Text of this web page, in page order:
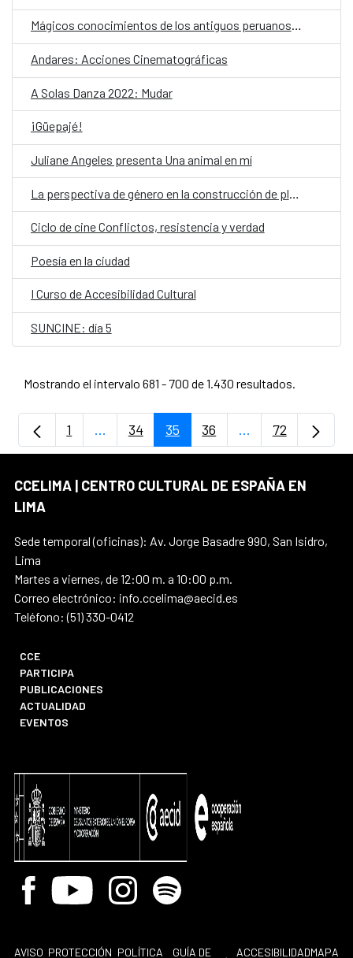
Mágicos conocimientos de los antiguos peruanos: “Sumaq Ayara y el Espíritu de la Quinua”
Andares: Acciones Cinematográficas
A Solas Danza 2022: Mudar
¡Güepajé!
Juliane Angeles presenta Una animal en mí
Ciclo de cine Conflictos, resistencia y verdad
Poesía en la ciudad
I Curso de Accesibilidad Cultural
SUNCINE: día 5
Mostrando el intervalo 681 - 700 de 1.430 resultados.
Página
1 ...Páginas intermedias Use TAB para
Página
34 Página
35 Página
36 ...PáginasPágina
72
CCELIMA | CENTRO CULTURAL DE ESPAÑA EN
LIMA
Sede temporal (oficinas): Av. Jorge Basadre 990, San Isidro,
Lima
Martes a viernes, de 12:00 m. a 10:00 p.m.
Correo electrónico: info.ccelima@aecid.es
Teléfono: (51) 330-0412
CCE
PARTICIPA
PUBLICACIONES
ACTUALIDAD
EVENTOS
Facebook
Youtube InstagramSpotify
AVISO PROTECCIÓN POLÍTICA
GUÍA DE
ACCESIBILIDADMAPA